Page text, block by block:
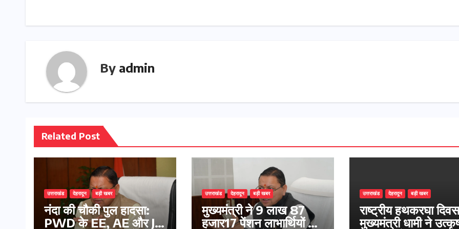
By admin
Related Post
उत्तराखंड देहरादून बड़ी खबर
नंदा की चौकी पुल हादसा:
PWD के EE, AE और JE
उत्तराखंड देहरादून बड़ी खबर
मुख्यमंत्री ने 9 लाख 87
हजार17 पेंशन लाभार्थियों को
उत्तराखंड देहरादून बड़ी खबर
राष्ट्रीय हथकरघा
मुख्यमंत्री धामी ने